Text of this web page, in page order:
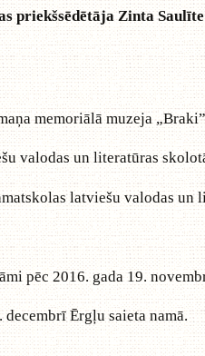
priekšsēdētāja Zinta
memoriālā muzeja
valodas un literatūras
latviešu valodas un
pēc 2016. gada 19.
decembrī Ērgļu saieta namā.